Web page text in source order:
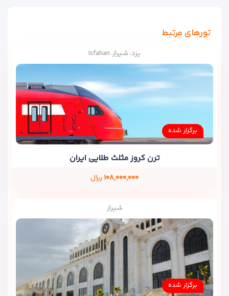
تورهای مرتبط
یزد، شیراز، Isfahan
برگزار شده
ترن کروز مثلث طلایی ایران
۱۰۸,۰۰۰,۰۰۰ ریال
شیراز
برگزار شده